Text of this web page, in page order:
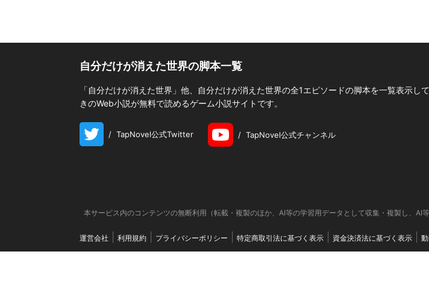
自分だけが消えた世界の脚本一覧
「自分だけが消えた世界」他、自分だけが消えた世界の全1エピソードの脚本を一覧表示し
きのWeb小説が無料で読めるゲーム小説サイトです。
/ TapNovel公式Twitter / TapNovel公式チャンネル
本サービス内のコンテンツの無断利用（転載・複製のほか、AI等の学習用データとして収集・複製し、AI
運営会社 利用規約 プライバシーポリシー 特定商取引法に基づく表示 資金決済法に基づく表示